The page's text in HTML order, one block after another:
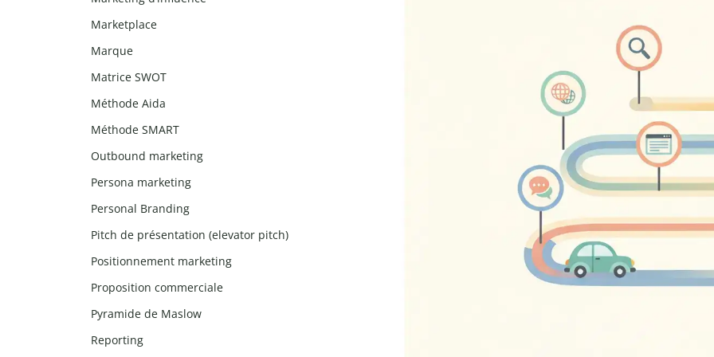
Marketplace
Marque
Matrice SWOT
Méthode Aida
Méthode SMART
Outbound marketing
Persona marketing
Personal Branding
Pitch de présentation (elevator pitch)
Positionnement marketing
Proposition commerciale
Pyramide de Maslow
Reporting